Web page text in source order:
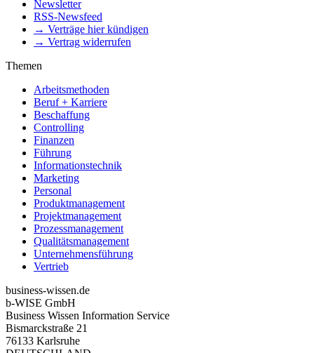
Newsletter
RSS-Newsfeed
→ Verträge hier kündigen
→ Vertrag widerrufen
Themen
Arbeitsmethoden
Beruf + Karriere
Beschaffung
Controlling
Finanzen
Führung
Informationstechnik
Marketing
Personal
Produktmanagement
Projektmanagement
Prozessmanagement
Qualitätsmanagement
Unternehmensführung
Vertrieb
business-wissen.de
b-WISE GmbH
Business Wissen Information Service
Bismarckstraße 21
76133 Karlsruhe